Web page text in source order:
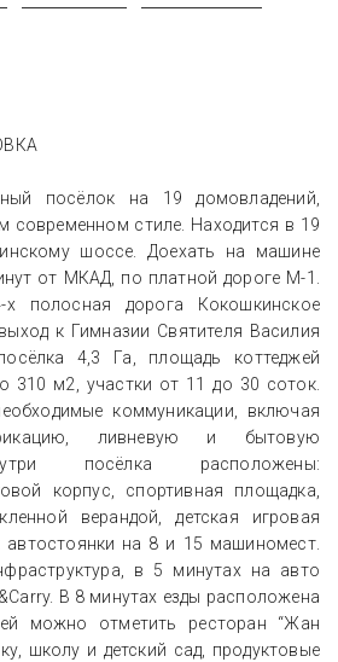
посёлок на 19 домовладений,
современном стиле. Находится в 19
шоссе. Доехать на машине
от МКАД, по платной дороге М-1.
х полосная дорога Кокошкинское
к Гимназии Святителя Василия
4,3 Га, площадь коттеджей
310 м2, участки от 11 до 30 соток.
коммуникации, включая
ливневую и бытовую
посёлка расположены:
корпус, спортивная площадка,
верандой, детская игровая
автостоянки на 8 и 15 машиномест.
в 5 минутах на авто
В 8 минутах езды расположена
можно отметить ресторан “Жан
школу и детский сад, продуктовые